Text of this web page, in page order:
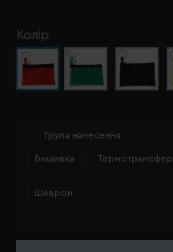
Колір
Група нанесення
Вишивка Термотрансфер
Шеврон